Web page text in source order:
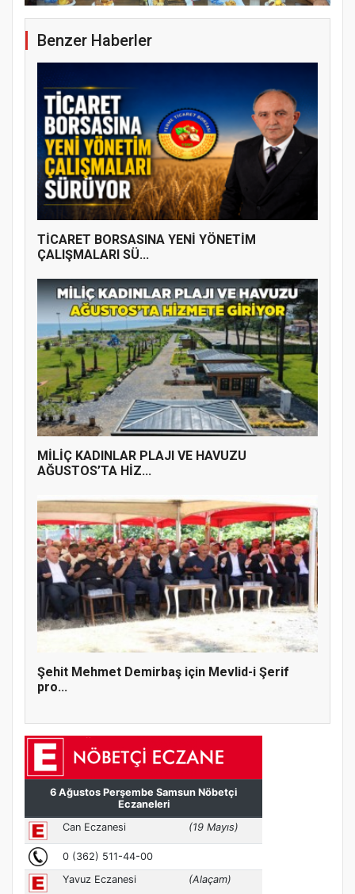
Benzer Haberler
TİCARET BORSASINA YENİ YÖNETİM
ÇALIŞMALARI SÜ...
MİLİÇ KADINLAR PLAJI VE HAVUZU
AĞUSTOS’TA HİZ...
Şehit Mehmet Demirbaş için Mevlid-i Şerif
pro...